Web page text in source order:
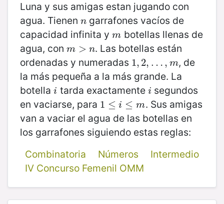
Luna y sus amigas estan jugando con
agua. Tienen n
n garrafones vacíos de
capacidad infinita y m
m botellas llenas de
agua, con m > n
m>n
. Las botellas están
ordenadas y numeradas 1, 2, … , m
1,2,… ,m
, de
la más pequeña a la más grande. La
botella i
i tarda exactamente i
i segundos
en vaciarse, para 1 ≤ i ≤ m
1 ≤i≤m
. Sus amigas
van a vaciar el agua de las botellas en
los garrafones siguiendo estas reglas:
Combinatoria
Números
Intermedio
IV Concurso Femenil OMM